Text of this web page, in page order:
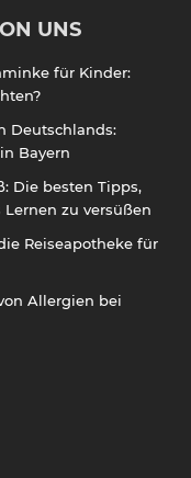
UNS
für Kinder:
Deutschlands:
Bayern
Die besten Tipps,
zu versüßen
Reiseapotheke für
Allergien bei